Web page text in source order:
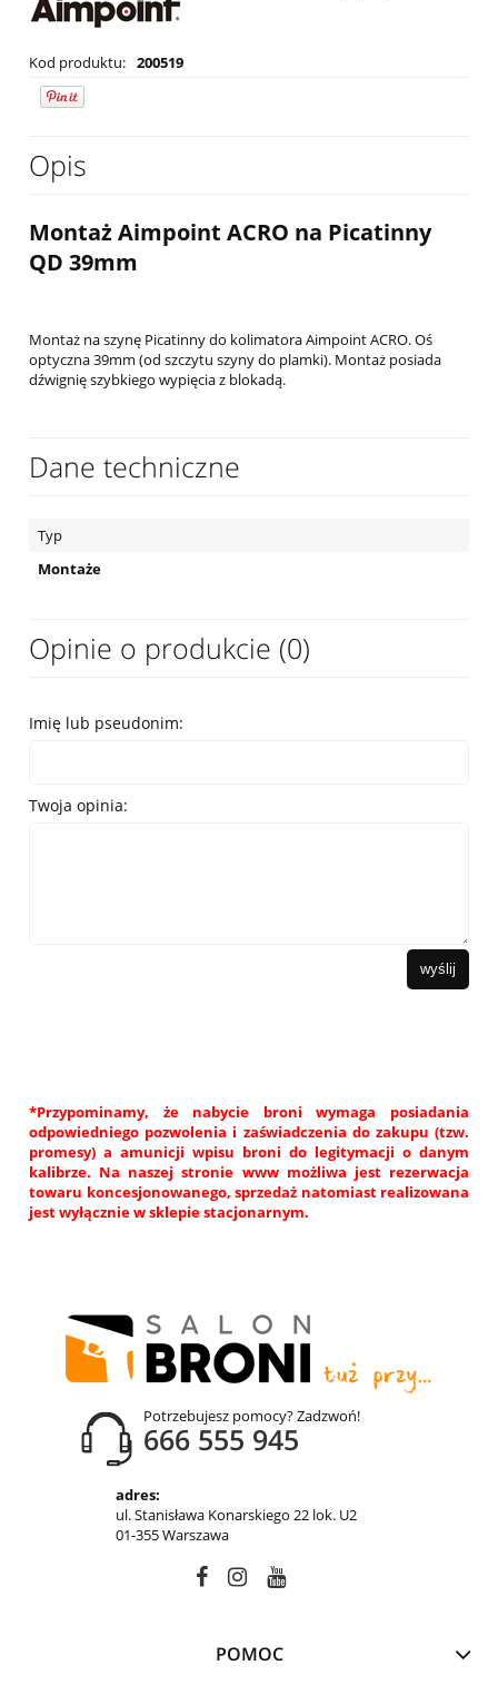
Kod produktu: 200519
Opis
Montaż Aimpoint ACRO na Picatinny
QD 39mm
Montaż na szynę Picatinny do kolimatora Aimpoint ACRO. Oś
optyczna 39mm (od szczytu szyny do plamki). Montaż posiada
dźwignię szybkiego wypięcia z blokadą.
Dane techniczne
Typ
Montaże
Opinie o produkcie (0)
Imię lub pseudonim:
Twoja opinia:
wyślij
*Przypominamy, że nabycie broni wymaga posiadania
odpowiedniego pozwolenia i zaświadczenia do zakupu (tzw.
promesy) a amunicji wpisu broni do legitymacji o danym
kalibrze. Na naszej stronie www możliwa jest rezerwacja
towaru koncesjonowanego, sprzedaż natomiast realizowana
jest wyłącznie w sklepie stacjonarnym.
Potrzebujesz pomocy? Zadzwoń!
666 555 945
adres:
ul. Stanisława Konarskiego 22 lok. U2
01-355 Warszawa
POMOC